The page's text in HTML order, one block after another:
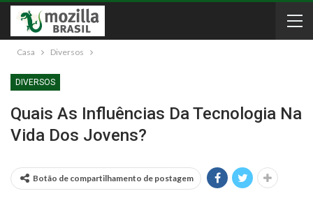
Casa Diversos
DIVERSOS
Quais As Influências Da Tecnologia Na
Vida Dos Jovens?
Botão de compartilhamento de postagem